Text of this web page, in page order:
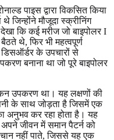
पाइस द्वारा विकसित किया
जिन्होंने मौजूदा स्क्रीनिंग
कि कई मरीज जो बाइपोलर I
थे, फिर भी महत्वपूर्ण
डिसऑर्डर के उपचारों से
बनाना था जो पूरे बाइपोलर
उपकरण था। यह लक्षणों की
के साथ जोड़ता है जिसमें एक
अनुभव कर रहा होता है। यह
जीवन में समान पैटर्न को
नहीं पाते, जिससे यह एक